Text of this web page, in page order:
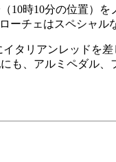
10時10分の位置）
ーチェはスペシャル
タリアンレッドを
も、アルミペダル